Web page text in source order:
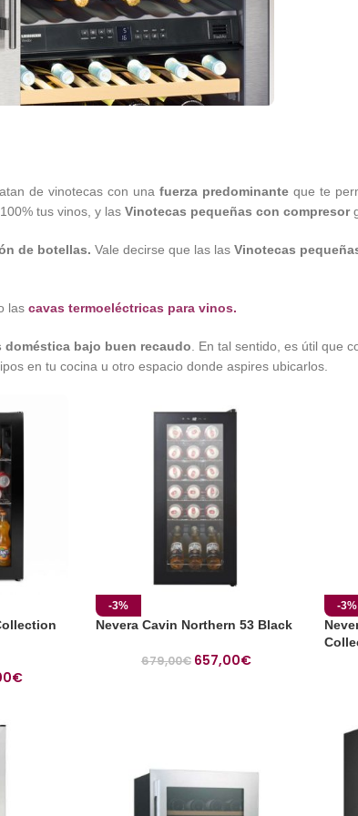
de vinotecas con unafuerza predominante que te
tus vinos, y las Vinotecas pequeñas con compresor
de botellas. Vale decirse que las las Vinotecas
las cavas termoeléctricas para vinos.
bajo buen recaudo . En tal sentido, es útil que
en tu cocina u otro espacio donde aspires ubicarlos.
€
-3%
Nevera Cavin Northern 53 Black
679,00€ 657,00€
-3%